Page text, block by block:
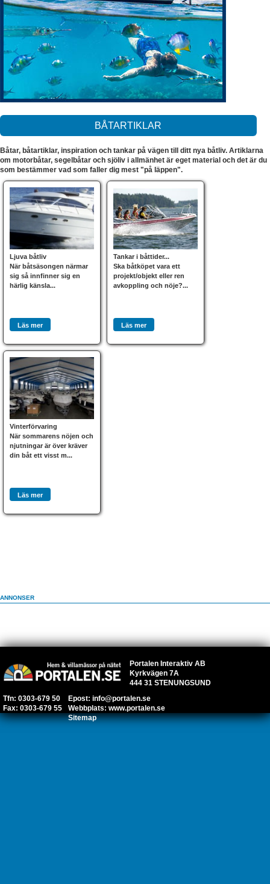
BÅTARTIKLAR
Båtar, båtartiklar, inspiration och tankar på vägen till ditt nya båtliv. Artiklarna
om motorbåtar, segelbåtar och sjöliv i allmänhet är eget material och det är du
som bestämmer vad som faller dig mest "på läppen".
Ljuva båtliv
När båtsäsongen närmar
sig så innfinner sig en
härlig känsla...
Läs mer
Tankar i båttider...
Ska båtköpet vara ett
projekt/objekt eller ren
avkoppling och nöje?...
Läs mer
Vinterförvaring
När sommarens nöjen och
njutningar är över kräver
din båt ett visst m...
Läs mer
ANNONSER
Portalen Interaktiv AB
Kyrkvägen 7A
444 31 STENUNGSUND
Tfn: 0303-679 50
Fax: 0303-679 55
Epost: info@portalen.se
Webbplats: www.portalen.se
Sitemap